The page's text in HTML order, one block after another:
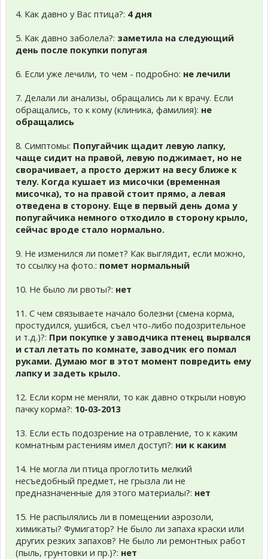
4. Как давно у Вас птица?: 4 дня
5. Как давно заболела?: заметила на следующий
день после покупки попугая
6. Если уже лечили, то чем - подробно: не лечили
7. Делали ли анализы, обращались ли к врачу. Если
обращались, то к кому (клиника, фамилия): не
обращались
8. Симптомы: Попугайчик щадит левую лапку,
чаще сидит на правой, левую поджимает, но не
сворачивает, а просто держит на весу ближе к
телу. Когда кушает из мисочки (временная
мисочка), то на правой стоит прямо, а левая
отведена в сторону. Еще в первый день дома у
попугайчика немного отходило в сторону крыло,
сейчас вроде стало нормально.
9. Не изменился ли помет? Как выглядит, если можно,
то ссылку на фото.: помет нормальный
10. Не было ли рвоты?: нет
11. С чем связываете начало болезни (смена корма,
простудился, ушибся, съел что-либо подозрительное
и т.д.)?: При покупке у заводчика птенец вырвался
и стал летать по комнате, заводчик его помал
руками. Думаю мог в этот момент повредить ему
лапку и задеть крыло.
12. Если корм не меняли, то как давно открыли новую
пачку корма?: 10-03-2013
13. Если есть подозрение на отравление, то к каким
комнатным растениям имел доступ?: ни к каким
14. Не могла ли птица проглотить мелкий
несъедобный предмет, не грызла ли не
предназначенные для этого материалы?: нет
15. Не распылялись ли в помещении аэрозоли,
химикаты? Фумигатор? Не было ли запаха краски или
других резких запахов? Не было ли ремонтных работ
(пыль, грунтовки и пр.)?: нет